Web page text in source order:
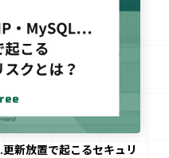
放置で起こるセキュリ